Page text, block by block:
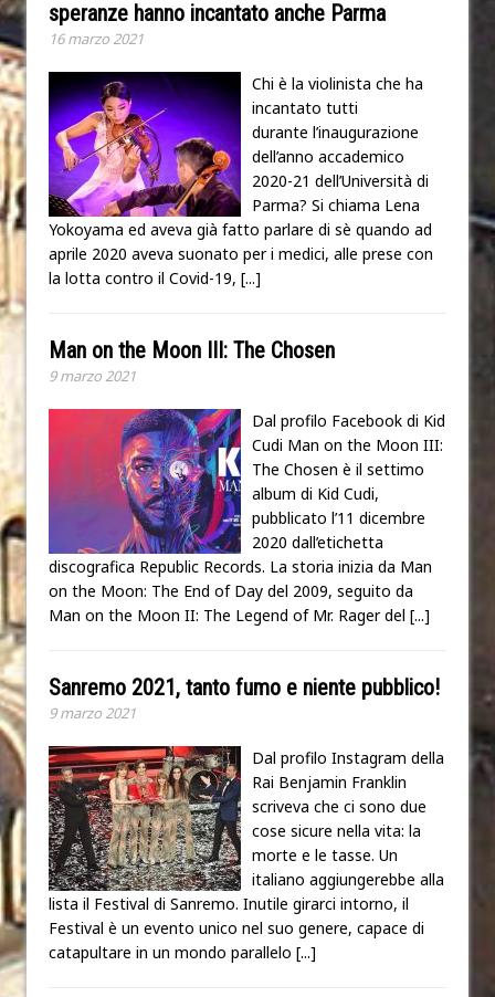
speranze hanno incantato anche Parma
16 marzo 2021
Chi è la violinista che ha
incantato tutti
durante l’inaugurazione
dell’anno accademico
2020-21 dell’Università di
Parma? Si chiama Lena
Yokoyama ed aveva già fatto parlare di sè quando ad
aprile 2020 aveva suonato per i medici, alle prese con
la lotta contro il Covid-19, [...]
Man on the Moon III: The Chosen
9 marzo 2021
Dal profilo Facebook di Kid
Cudi Man on the Moon III:
The Chosen è il settimo
album di Kid Cudi,
pubblicato l’11 dicembre
2020 dall’etichetta
discografica Republic Records. La storia inizia da Man
on the Moon: The End of Day del 2009, seguito da
Man on the Moon II: The Legend of Mr. Rager del [...]
Sanremo 2021, tanto fumo e niente pubblico!
9 marzo 2021
Dal profilo Instagram della
Rai Benjamin Franklin
scriveva che ci sono due
cose sicure nella vita: la
morte e le tasse. Un
italiano aggiungerebbe alla
lista il Festival di Sanremo. Inutile girarci intorno, il
Festival è un evento unico nel suo genere, capace di
catapultare in un mondo parallelo [...]